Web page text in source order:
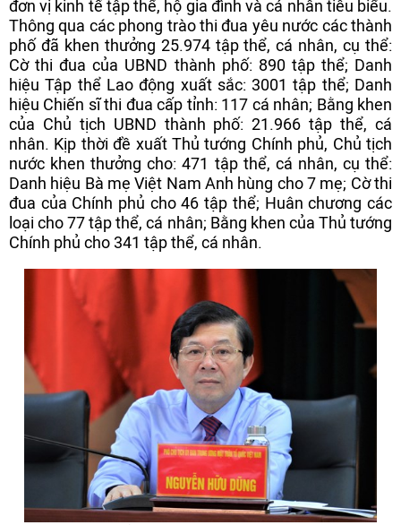
đơn vị kinh tế tập thể, hộ gia đình và cá nhân tiêu biểu.
Thông qua các phong trào thi đua yêu nước các thành
phố đã khen thưởng 25.974 tập thể, cá nhân, cụ thể:
Cờ thi đua của UBND thành phố: 890 tập thể; Danh
hiệu Tập thể Lao động xuất sắc: 3001 tập thể; Danh
hiệu Chiến sĩ thi đua cấp tỉnh: 117 cá nhân; Bằng khen
của Chủ tịch UBND thành phố: 21.966 tập thể, cá
nhân. Kịp thời đề xuất Thủ tướng Chính phủ, Chủ tịch
nước khen thưởng cho: 471 tập thể, cá nhân, cụ thể:
Danh hiệu Bà mẹ Việt Nam Anh hùng cho 7 mẹ; Cờ thi
đua của Chính phủ cho 46 tập thể; Huân chương các
loại cho 77 tập thể, cá nhân; Bằng khen của Thủ tướng
Chính phủ cho 341 tập thể, cá nhân.